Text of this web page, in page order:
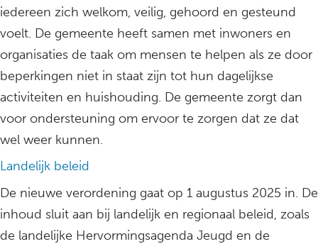
iedereen zich welkom, veilig, gehoord en gesteund
voelt. De gemeente heeft samen met inwoners en
organisaties de taak om mensen te helpen als ze door
beperkingen niet in staat zijn tot hun dagelijkse
activiteiten en huishouding. De gemeente zorgt dan
voor ondersteuning om ervoor te zorgen dat ze dat
wel weer kunnen.
Landelijk beleid
De nieuwe verordening gaat op 1 augustus 2025 in. De
inhoud sluit aan bij landelijk en regionaal beleid, zoals
de landelijke Hervormingsagenda Jeugd en de